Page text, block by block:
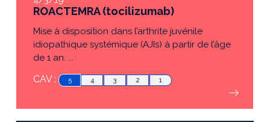
ROACTEMRA (tocilizumab)
Mise à disposition dans l’arthrite juvénile
idiopathique systémique (AJIs) à partir de l’âge
de 1 an. ...
CAV : 5 4 3 2 1